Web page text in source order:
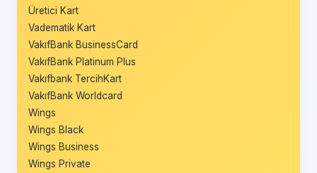
Üretici Kart
Vadematik Kart
VakıfBank BusinessCard
VakıfBank Platinum Plus
Vakıfbank TercihKart
VakıfBank Worldcard
Wings
Wings Black
Wings Business
Wings Private